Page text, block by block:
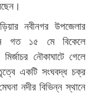
নবীনগর উপজেলার
গত ১৫ মে বিকেলে
নৌকাঘাটে গেলে
একটি সংঘবদ্ধ চক্র
নদীর বিভিন্ন স্থানে